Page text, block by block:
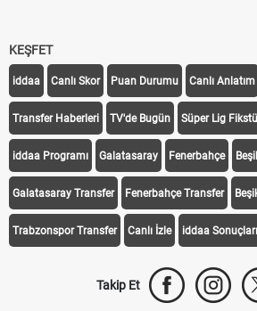
KEŞFET
iddaa Canlı Skor Puan Durumu Canlı Anlatım
Transfer Haberleri TV'de Bugün Süper Lig
iddaa Programı Galatasaray Fenerbahçe
Galatasaray Transfer Fenerbahçe Transfer
Trabzonspor Transfer Canlı İzle iddaa Sonuçları
Takip Et